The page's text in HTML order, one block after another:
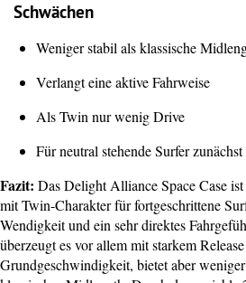
Schwächen
Weniger stabil als klassische
Verlangt eine aktive Fahrweise
Als Twin nur wenig Drive
Für neutral stehende Surfer
Fazit: Das Delight Alliance Space Case
mit Twin-Charakter für fortgeschrittene
Wendigkeit und ein sehr direktes
überzeugt es vor allem mit starkem
Grundgeschwindigkeit, bietet aber